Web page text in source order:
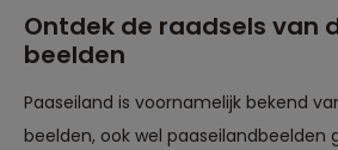
Ontdek de raadsels van
beelden
Paaseiland is voornamelijk bekend
beelden, ook wel paaseilandbeelden